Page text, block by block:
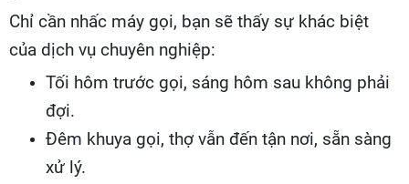
Chỉ cần nhấc máy gọi, bạn sẽ thấy sự khác biệt
của dịch vụ chuyên nghiệp:
Tối hôm trước gọi, sáng hôm sau không phải
đợi.
Đêm khuya gọi, thợ vẫn đến tận nơi, sẵn sàng
xử lý.